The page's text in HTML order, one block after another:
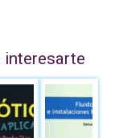
interesarte